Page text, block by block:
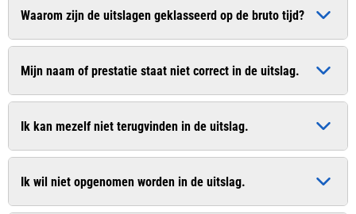
het startschot heeft geklonken. De netto tijd (chiptijd) is de
Waarom zijn de uitslagen geklasseerd op de bruto tijd?
Dit is conform het wedstrijdreglement van de Atletiekunie.
Bij sommige evenementen worden uitslagen van recreanten
Mijn naam of prestatie staat niet correct in de uitslag.
Geef dit door aan de organisatie. De contactgegevens vindt u
vaak op de website van de organisatie.
Ik kan mezelf niet terugvinden in de uitslag.
Geef dit door aan de organisatie. De contactgegevens vindt u
vaak op de website van de organisatie.
Ik wil niet opgenomen worden in de uitslag.